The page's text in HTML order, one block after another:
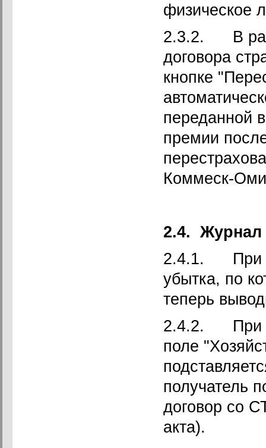
физическое
2.3.2. В
договора
кнопке
переданной
премии
Коммеск-
2.4. Журнал
2.4.1. При
убытка, по
теперь
2.4.2. При
поле
получатель
договор со
акта).